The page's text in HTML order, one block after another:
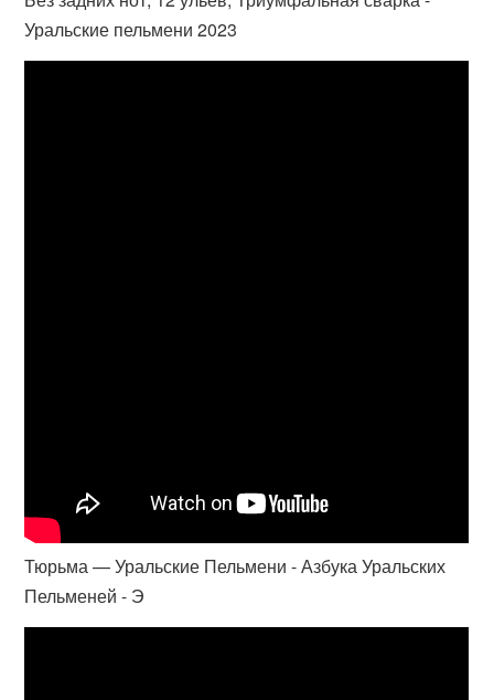
Уральские пельмени 2023
Тюрьма — Уральские Пельмени - Азбука Уральских
Пельменей - Э